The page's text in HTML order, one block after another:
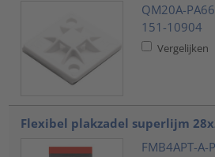
QM20A-
151-10904
Vergelijken
Flexibel plakzadel superlijm
FMB4APT-A-